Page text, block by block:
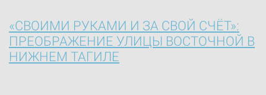
«СВОИМИ РУКАМИ И ЗА СВОЙ СЧЁТ»:
ПРЕОБРАЖЕНИЕ УЛИЦЫ ВОСТОЧНОЙ В
НИЖНЕМ ТАГИЛЕ